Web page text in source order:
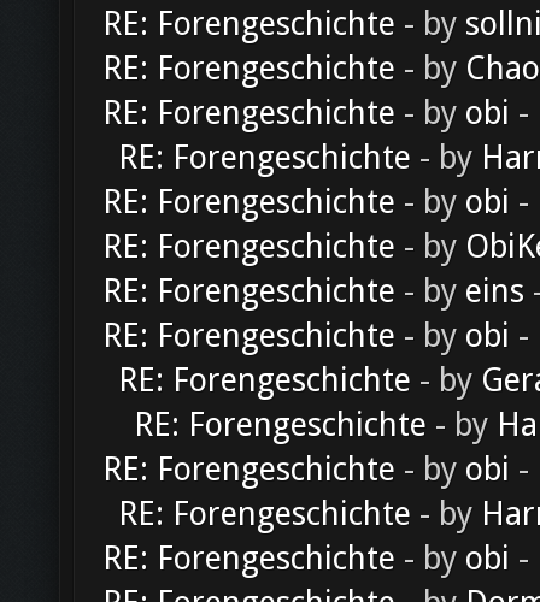
RE: Forengeschichte - by
RE: Forengeschichte - by
RE: Forengeschichte - by obi -
RE: Forengeschichte - by
RE: Forengeschichte - by obi -
RE: Forengeschichte - by
RE: Forengeschichte - by eins
RE: Forengeschichte - by obi -
RE: Forengeschichte - by
RE: Forengeschichte - by
RE: Forengeschichte - by obi -
RE: Forengeschichte - by
RE: Forengeschichte - by obi -